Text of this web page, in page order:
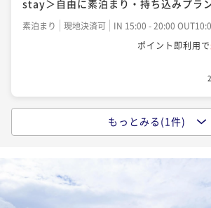
stay＞自由に素泊まり・持ち込みプラ
グ＆アトラクション】
素泊まり 現地決済可
IN 15:00 - 20:00
ポイント即利用で
【ご利用人数が多いほどお得】【1泊2
ンダードBBQ＞お肉や魚介も楽しめる
ン【グランピング＆アトラクション】
二食付き 現地決済可
IN 15:00 - 19:00 OUT10:00
もっとみる(1件)